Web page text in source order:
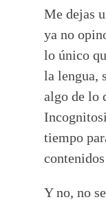
Me dejas
ya no
lo único
la lengua,
algo de lo
tiempo
Y no, no